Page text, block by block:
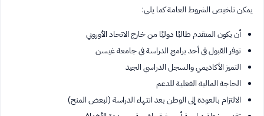
يمكن تلخيص الشروط العامة كما يلي:
أن يكون المتقدم طالبًا دوليًا من خارج الاتحاد الأوروبي
توفر القبول في أحد برامج الدراسة في جامعة غيسن
التميز الأكاديمي والسجل الدراسي الجيد
الحاجة المالية الفعلية للدعم
الالتزام بالعودة إلى الوطن بعد انتهاء الدراسة (لبعض المنح)